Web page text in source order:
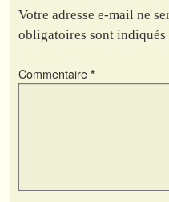
Votre adresse e-mail ne
obligatoires sont indiqués
Commentaire *